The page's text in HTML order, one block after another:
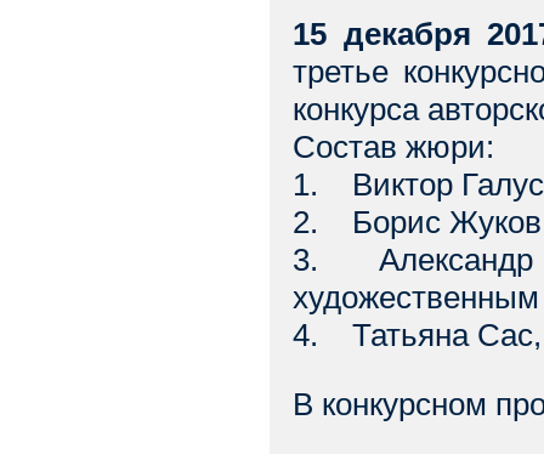
15 декабря
третье
конкурса
Состав жюри:
1. Виктор
2. Борис
3. Александр
4. Татьяна Сас,
В конкурсном